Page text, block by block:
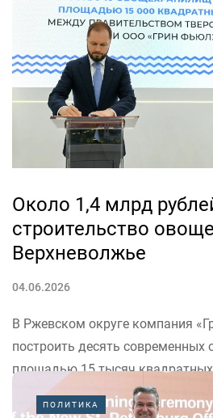
заявление сделал глава
атомной энергии Алмасадам
Петербургского
Около 1,4 млрд
строительство
Верхневолжье
04.06.2026
В Ржевском округе компания
построить десять
площадью 15 тысяч
проекта намечена на
инвестиций составит 1,4
ПОЛИТИКА